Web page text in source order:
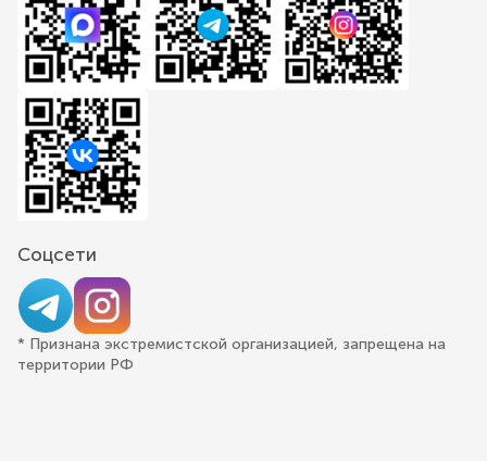
Соцсети
* Признана экстремистской организацией, запрещена на
территории РФ